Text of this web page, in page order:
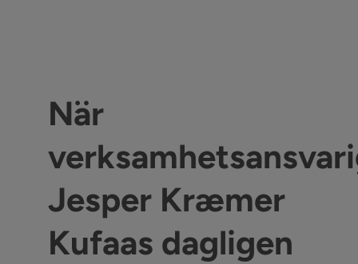
När
Jesper Kræmer
Kufaas dagligen